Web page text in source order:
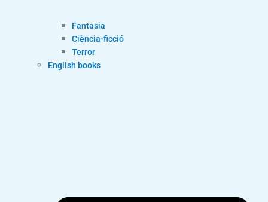
Fantasia
Ciència-ficció
Terror
English books